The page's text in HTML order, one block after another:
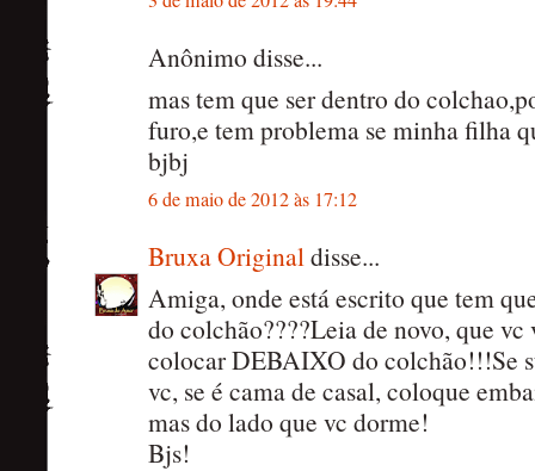
Anônimo disse...
mas tem que ser dentro do
furo,e tem problema se minha filha
bjbj
6 de maio de 2012 às 17:12
Bruxa Originaldisse...
Amiga, onde está escrito que tem
do colchão????Leia de novo, que
colocar DEBAIXO do colchão!!!Se
vc, se é cama de casal, coloque
mas do lado que vc dorme!
Bjs!